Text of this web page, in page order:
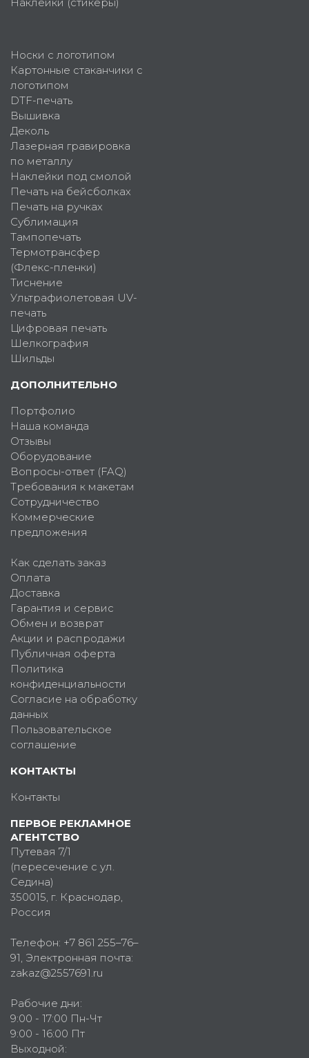
Носки с логотипом
Картонные стаканчики с
логотипом
DTF-печать
Вышивка
Деколь
Лазерная гравировка
по металлу
Наклейки под смолой
Печать на бейсболках
Печать на ручках
Сублимация
Тампопечать
Термотрансфер
(Флекс-пленки)
Тиснение
Ультрафиолетовая UV-
печать
Цифровая печать
Шелкография
Шильды
ДОПОЛНИТЕЛЬНО
Портфолио
Наша команда
Отзывы
Оборудование
Вопросы-ответ (FAQ)
Требования к макетам
Сотрудничество
Коммерческие
предложения
Как сделать заказ
Оплата
Доставка
Гарантия и сервис
Обмен и возврат
Акции и распродажи
Публичная оферта
Политика
конфиденциальности
Согласие на обработку
данных
Пользовательское
соглашение
КОНТАКТЫ
Контакты
ПЕРВОЕ РЕКЛАМНОЕ
АГЕНТСТВО
Путевая 7/1
(пересечение с ул.
Седина)
350015, г. Краснодар,
Россия
Телефон: +7 861 255–76–
91, Электронная почта:
zakaz@2557691.ru
Рабочие дни:
9:00 - 17:00 Пн-Чт
9:00 - 16:00 Пт
Выходной: